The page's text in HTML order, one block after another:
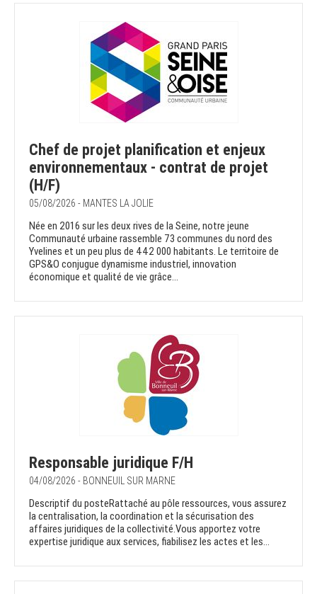
Chef de projet planification et enjeux
environnementaux - contrat de projet
(H/F)
05/08/2026 - MANTES LA JOLIE
Née en 2016 sur les deux rives de la Seine, notre jeune
Communauté urbaine rassemble 73 communes du nord des
Yvelines et un peu plus de 442 000 habitants. Le territoire de
GPS&O conjugue dynamisme industriel, innovation
économique et qualité de vie grâce...
Responsable juridique F/H
04/08/2026 - BONNEUIL SUR MARNE
Descriptif du posteRattaché au pôle ressources, vous assurez
la centralisation, la coordination et la sécurisation des
affaires juridiques de la collectivité.Vous apportez votre
expertise juridique aux services, fiabilisez les actes et les...